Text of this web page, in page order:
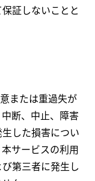
証しないことと
または重過失が
断、中止、障害
した損害につい
サービスの利用
第三者に発生し